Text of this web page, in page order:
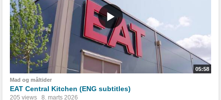
05:58
Mad og måltider
EAT Central Kitchen (ENG subtitles)
205 views 8. marts 2026